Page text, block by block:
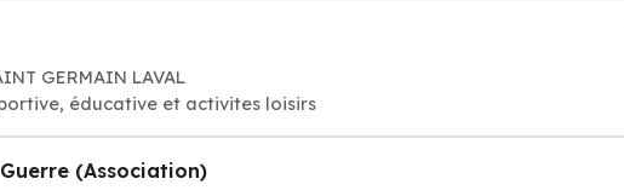
GERMAIN LAVAL
éducative et activites loisirs
(Association)